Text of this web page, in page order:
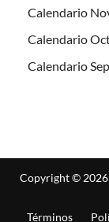
Calendario
Calendario
Calendario
Copyright © 2026
Términos